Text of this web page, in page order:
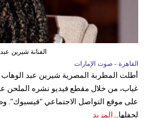
الفنانة شيرين
القاهرة - صوت الإمارات
أطلت المطربة المصرية شيرين عبد
غياب، من خلال مقطع فيديو نشره الملحن
على موقع التواصل الاجتماعي "فيسبوك".
لحفلها... المزيد